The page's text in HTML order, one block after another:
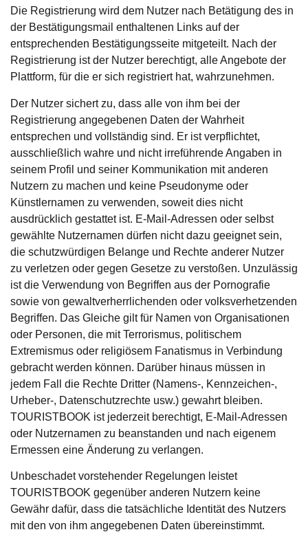
Die Registrierung wird dem Nutzer nach Betätigung des in
der Bestätigungsmail enthaltenen Links auf der
entsprechenden Bestätigungsseite mitgeteilt. Nach der
Registrierung ist der Nutzer berechtigt, alle Angebote der
Plattform, für die er sich registriert hat, wahrzunehmen.
Der Nutzer sichert zu, dass alle von ihm bei der
Registrierung angegebenen Daten der Wahrheit
entsprechen und vollständig sind. Er ist verpflichtet,
ausschließlich wahre und nicht irreführende Angaben in
seinem Profil und seiner Kommunikation mit anderen
Nutzern zu machen und keine Pseudonyme oder
Künstlernamen zu verwenden, soweit dies nicht
ausdrücklich gestattet ist. E-Mail-Adressen oder selbst
gewählte Nutzernamen dürfen nicht dazu geeignet sein,
die schutzwürdigen Belange und Rechte anderer Nutzer
zu verletzen oder gegen Gesetze zu verstoßen. Unzulässig
ist die Verwendung von Begriffen aus der Pornografie
sowie von gewaltverherrlichenden oder volksverhetzenden
Begriffen. Das Gleiche gilt für Namen von Organisationen
oder Personen, die mit Terrorismus, politischem
Extremismus oder religiösem Fanatismus in Verbindung
gebracht werden können. Darüber hinaus müssen in
jedem Fall die Rechte Dritter (Namens-, Kennzeichen-,
Urheber-, Datenschutzrechte usw.) gewahrt bleiben.
TOURISTBOOK ist jederzeit berechtigt, E-Mail-Adressen
oder Nutzernamen zu beanstanden und nach eigenem
Ermessen eine Änderung zu verlangen.
Unbeschadet vorstehender Regelungen leistet
TOURISTBOOK gegenüber anderen Nutzern keine
Gewähr dafür, dass die tatsächliche Identität des Nutzers
mit den von ihm angegebenen Daten übereinstimmt.